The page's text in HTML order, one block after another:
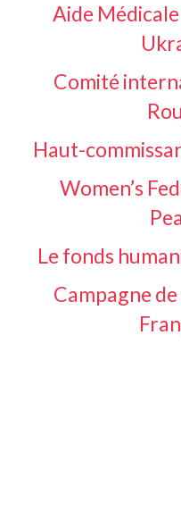
Aide
Comité
Haut-
Women’s
Le fonds
Campagne